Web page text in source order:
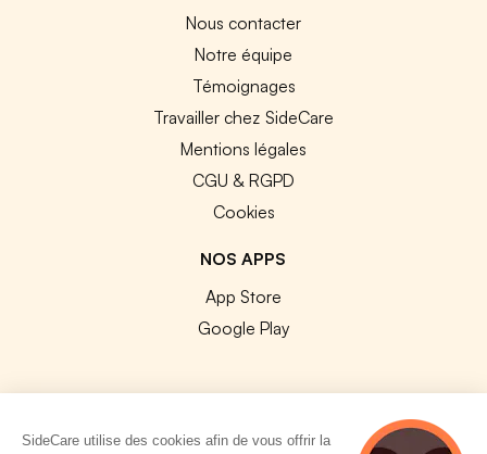
Nous contacter
Notre équipe
Témoignages
Travailler chez SideCare
Mentions légales
CGU & RGPD
Cookies
NOS APPS
App Store
Google Play
SideCare utilise des cookies afin de vous offrir la